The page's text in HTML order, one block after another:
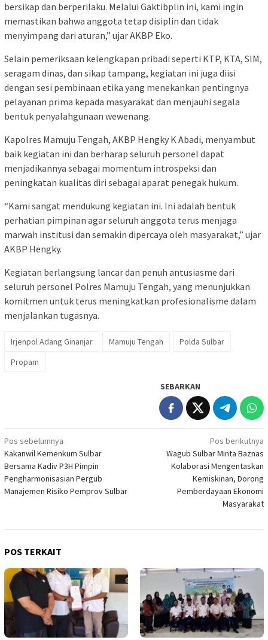
bersikap dan berperilaku. Melalui Gaktibplin ini, kami ingin
memastikan bahwa anggota tetap disiplin dan tidak
menyimpang dari aturan,” ujar AKBP Eko.
Selain pemeriksaan kelengkapan pribadi seperti KTP, KTA, SIM,
seragam dinas, dan sikap tampang, kegiatan ini juga diisi
dengan sesi pembinaan etika yang menekankan pentingnya
pelayanan prima kepada masyarakat dan menjauhi segala
bentuk penyalahgunaan wewenang.
Kapolres Mamuju Tengah, AKBP Hengky K Abadi, menyambut
baik kegiatan ini dan berharap seluruh personel dapat
menjadikannya sebagai momentum introspeksi dan
peningkatan kualitas diri sebagai aparat penegak hukum.
“Kami sangat mendukung kegiatan ini. Ini adalah bentuk
perhatian pimpinan agar seluruh anggota terus menjaga
marwah institusi dan semakin dipercaya oleh masyarakat,” ujar
AKBP Hengky.
Kegiatan berlangsung lancar dan penuh antusiasme dari
seluruh personel Polres Mamuju Tengah, yang menunjukkan
komitmen untuk terus meningkatkan profesionalisme dalam
menjalankan tugasnya.
Irjenpol Adang Ginanjar Mamuju Tengah
Polda Sulbar
Propam
SEBARKAN
Navigasi
pos
Pos sebelumnya
Kakanwil Kemenkum Sulbar
Bersama Kadiv P3H Pimpin
Pengharmonisasian Pergub
Manajemen Risiko Pemprov Sulbar
Pos berikutnya
Wagub Sulbar Minta Baznas
Kolaborasi Mengentaskan
Kemiskinan, Dorong
Pemberdayaan Ekonomi
Masyarakat
POS TERKAIT